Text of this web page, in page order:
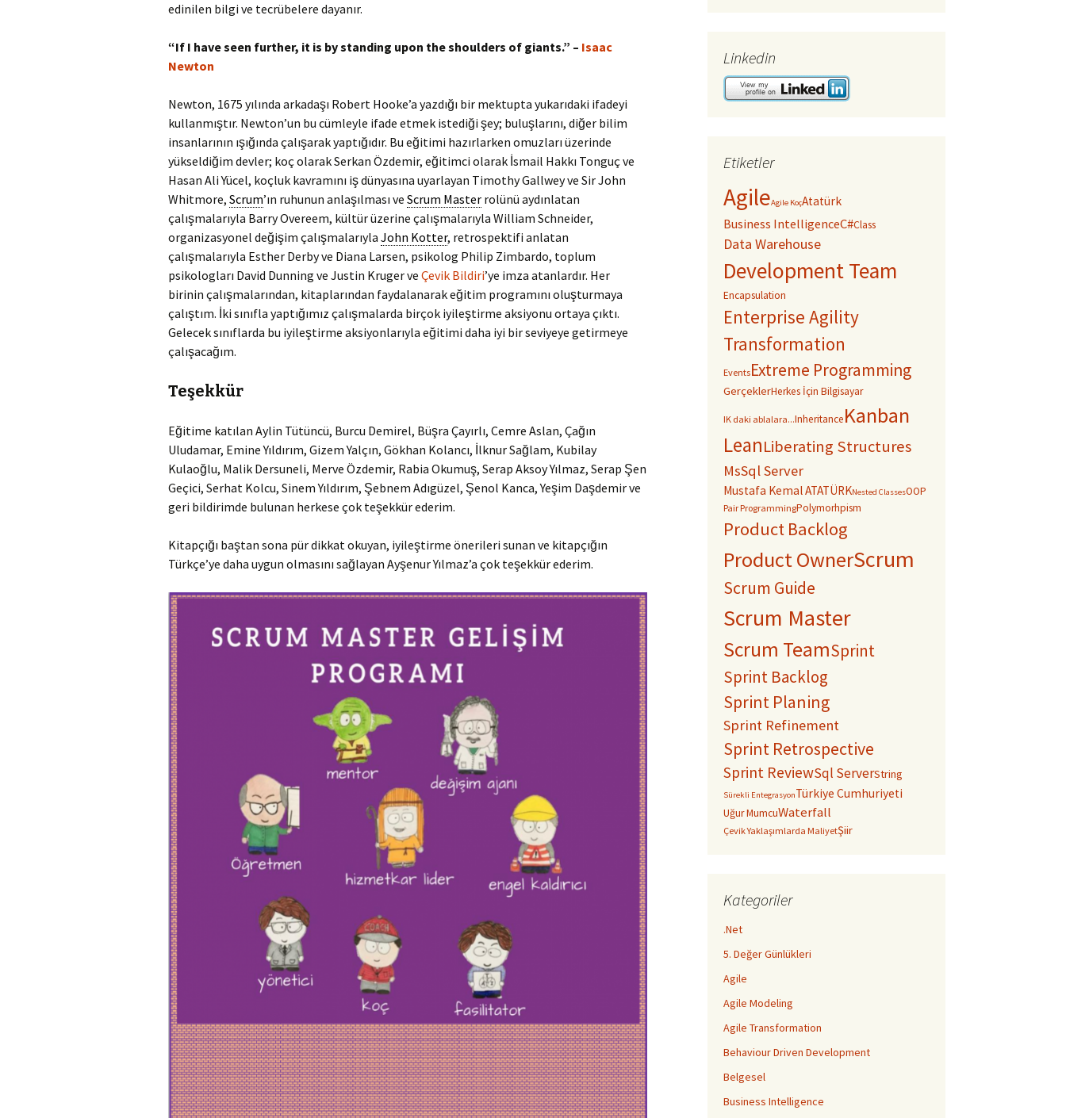
edinilen bilgi ve tecrübelere dayanır.
“If I have seen further, it is by standing upon the shoulders of giants.” – Isaac
Newton
Newton, 1675 yılında arkadaşı Robert Hooke’a yazdığı bir mektupta yukarıdaki ifadeyi
kullanmıştır. Newton’un bu cümleyle ifade etmek istediği şey; buluşlarını, diğer bilim
insanlarının ışığında çalışarak yaptığıdır. Bu eğitimi hazırlarken omuzları üzerinde
yükseldiğim devler; koç olarak Serkan Özdemir, eğitimci olarak İsmail Hakkı Tonguç ve
Hasan Ali Yücel, koçluk kavramını iş dünyasına uyarlayan Timothy Gallwey ve Sir John
Whitmore, Scrum’ın ruhunun anlaşılması ve Scrum Master rolünü aydınlatan
çalışmalarıyla Barry Overeem, kültür üzerine çalışmalarıyla William Schneider,
organizasyonel değişim çalışmalarıyla John Kotter, retrospektifi anlatan
çalışmalarıyla Esther Derby ve Diana Larsen, psikolog Philip Zimbardo, toplum
psikologları David Dunning ve Justin Kruger ve Çevik Bildiri’ye imza atanlardır. Her
birinin çalışmalarından, kitaplarından faydalanarak eğitim programını oluşturmaya
çalıştım. İki sınıfla yaptığımız çalışmalarda birçok iyileştirme aksiyonu ortaya çıktı.
Gelecek sınıflarda bu iyileştirme aksiyonlarıyla eğitimi daha iyi bir seviyeye getirmeye
çalışacağım.
Teşekkür
Eğitime katılan Aylin Tütüncü, Burcu Demirel, Büşra Çayırlı, Cemre Aslan, Çağın
Uludamar, Emine Yıldırım, Gizem Yalçın, Gökhan Kolancı, İlknur Sağlam, Kubilay
Kulaoğlu, Malik Dersuneli, Merve Özdemir, Rabia Okumuş, Serap Aksoy Yılmaz, Serap Şen
Geçici, Serhat Kolcu, Sinem Yıldırım, Şebnem Adıgüzel, Şenol Kanca, Yeşim Daşdemir ve
geri bildirimde bulunan herkese çok teşekkür ederim.
Kitapçığı baştan sona pür dikkat okuyan, iyileştirme önerileri sunan ve kitapçığın
Türkçe’ye daha uygun olmasını sağlayan Ayşenur Yılmaz’a çok teşekkür ederim.
Linkedin
Etiketler
AgileAgile KoçAtatürk
Business IntelligenceC#Class
Data Warehouse
Development Team
Encapsulation
Enterprise Agility
Transformation
EventsExtreme Programming
GerçeklerHerkes İçin Bilgisayar
IK daki ablalara...InheritanceKanban
LeanLiberating Structures
MsSql Server
Mustafa Kemal ATATÜRKNested ClassesOOP
Pair ProgrammingPolymorhpism
Product Backlog
Product OwnerScrum
Scrum Guide
Scrum Master
Scrum TeamSprint
Sprint Backlog
Sprint Planing
Sprint Refinement
Sprint Retrospective
Sprint ReviewSql ServerString
Sürekli EntegrasyonTürkiye Cumhuriyeti
Uğur MumcuWaterfall
Çevik Yaklaşımlarda MaliyetŞiir
Kategoriler
.Net
5. Değer Günlükleri
Agile
Agile Modeling
Agile Transformation
Behaviour Driven Development
Belgesel
Business Intelligence